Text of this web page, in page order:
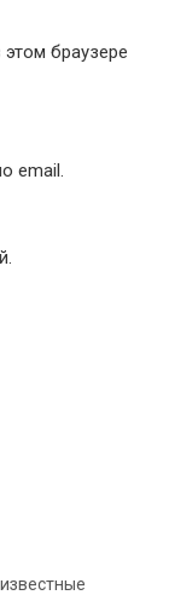
браузере
email.